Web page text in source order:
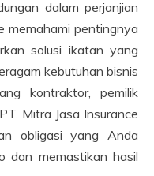
dalam perjanjian
memahami pentingnya
solusi ikatan yang
kebutuhan bisnis
kontraktor, pemilik
Mitra Jasa Insurance
obligasi yang Anda
dan memastikan hasil